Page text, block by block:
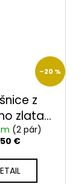
–20 %
z
zlata
5BRu
(2 pár)
€